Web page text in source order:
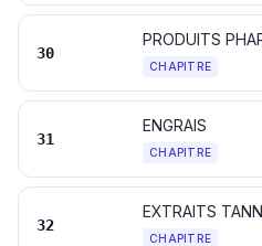
30
PRODUITS
CHAPITRE
31
ENGRAIS
CHAPITRE
32
CHAPITRE